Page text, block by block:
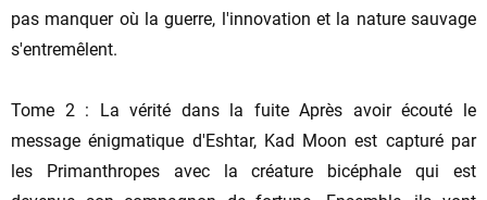
pas manquer où la guerre, l'innovation et la nature sauvage
s'entremêlent.
Tome 2 : La vérité dans la fuite Après avoir écouté le
message énigmatique d'Eshtar, Kad Moon est capturé par
les Primanthropes avec la créature bicéphale qui est